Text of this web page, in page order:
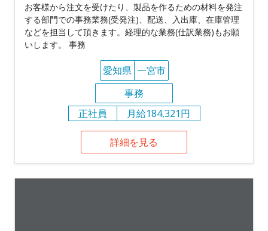
お客様から注文を受けたり、製品を作るための材料を発注
する部門での事務業務(受発注)、配送、入出庫、在庫管理
などを担当して頂きます。経理的な業務(仕訳業務)もお願
いします。 事務
愛知県 一宮市
事務
正社員
月給184,321円
詳細を見る